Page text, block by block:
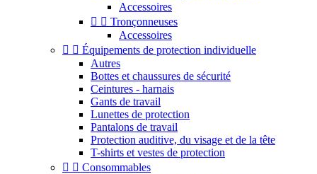
Accessoires
  Tronçonneuses
Accessoires
  Équipements de protection individuelle
Autres
Bottes et chaussures de sécurité
Ceintures - harnais
Gants de travail
Lunettes de protection
Pantalons de travail
Protection auditive, du visage et de la tête
T-shirts et vestes de protection
  Consommables